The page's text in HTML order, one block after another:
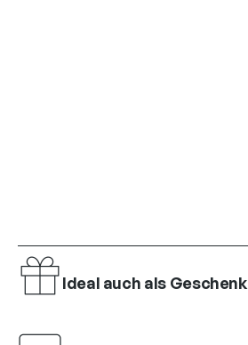
Ideal auch als Geschenk